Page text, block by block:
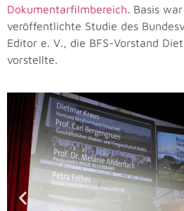
Dokumentarfilmbereich. Basis
veröffentlichte Studie des
Editor e. V., die BFS-Vorstand
vorstellte.